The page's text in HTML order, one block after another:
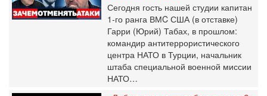
Сегодня гость нашей студии капитан
1-го ранга ВМC США (в отставке)
Гарри (Юрий) Табах, в прошлом:
командир антитеррористического
центра НАТО в Турции, начальник
штаба специальной военной миссии
НАТО…